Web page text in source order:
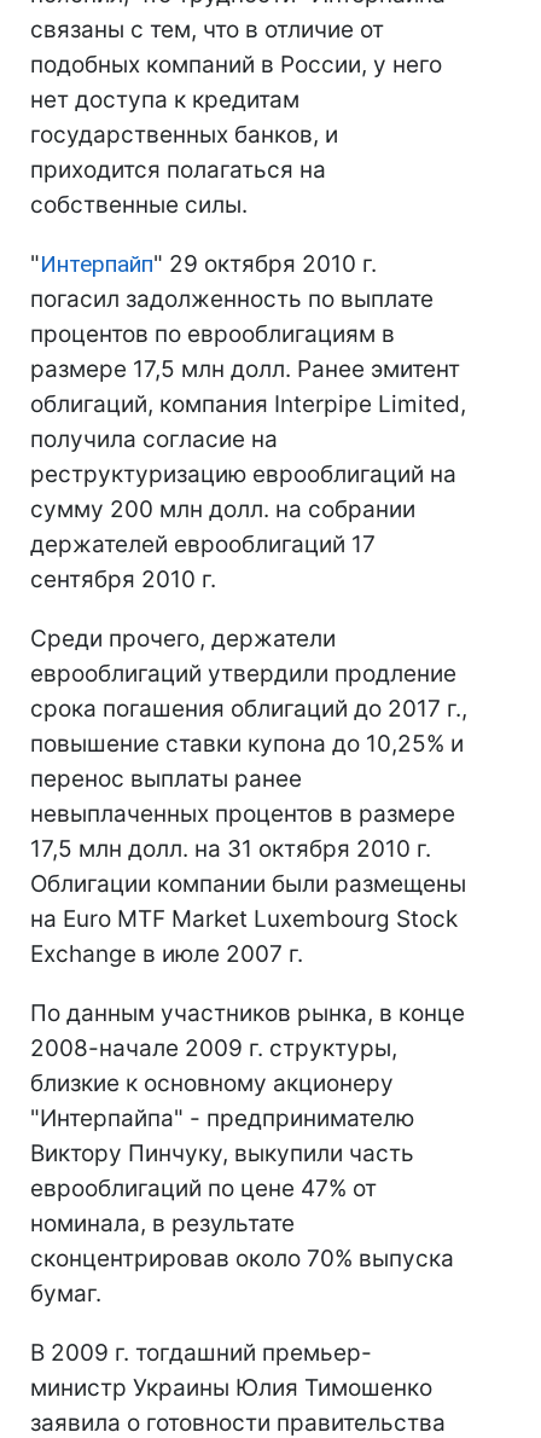
связаны с тем, что в отличие от
подобных компаний в России, у него
нет доступа к кредитам
государственных банков, и
приходится полагаться на
собственные силы.
"Интерпайп" 29 октября 2010 г.
погасил задолженность по выплате
процентов по еврооблигациям в
размере 17,5 млн долл. Ранее эмитент
облигаций, компания Interpipe Limited,
получила согласие на
реструктуризацию еврооблигаций на
сумму 200 млн долл. на собрании
держателей еврооблигаций 17
сентября 2010 г.
Среди прочего, держатели
еврооблигаций утвердили продление
срока погашения облигаций до 2017 г.,
повышение ставки купона до 10,25% и
перенос выплаты ранее
невыплаченных процентов в размере
17,5 млн долл. на 31 октября 2010 г.
Облигации компании были размещены
на Euro MTF Market Luxembourg Stock
Exchange в июле 2007 г.
По данным участников рынка, в конце
2008-начале 2009 г. структуры,
близкие к основному акционеру
"Интерпайпа" - предпринимателю
Виктору Пинчуку, выкупили часть
еврооблигаций по цене 47% от
номинала, в результате
сконцентрировав около 70% выпуска
бумаг.
В 2009 г. тогдашний премьер-
министр Украины Юлия Тимошенко
заявила о готовности правительства